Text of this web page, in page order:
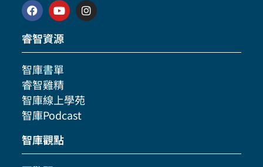
睿智資源
智庫書單
睿智雞精
智庫線上學苑
智庫Podcast
智庫觀點